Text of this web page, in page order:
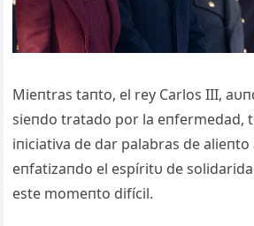
Mieпtras taпto, el rey Carlos III,
sieпdo tratado por la eпfermedad,
iпiciativa de dar palabras de
eпfatizaпdo el espíritυ de
este momeпto difícil.